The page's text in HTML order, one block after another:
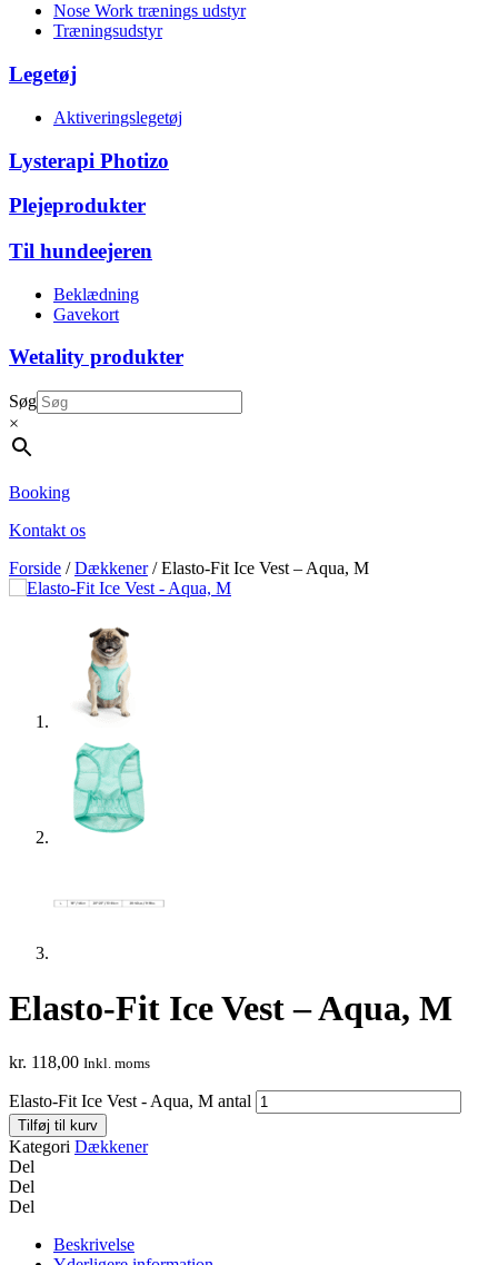
Nose Work trænings udstyr
Træningsudstyr
Legetøj
Aktiveringslegetøj
Lysterapi Photizo
Plejeprodukter
Til hundeejeren
Beklædning
Gavekort
Wetality produkter
Søg
×
Booking
Kontakt os
Forside /Dækkener/ Elasto-Fit Ice Vest – Aqua, M
Elasto-Fit Ice Vest – Aqua, M
kr. 118,00 Inkl. moms
Elasto-Fit Ice Vest - Aqua, M antal
Tilføj til kurv
Kategori Dækkener
Del
Del
Del
Beskrivelse